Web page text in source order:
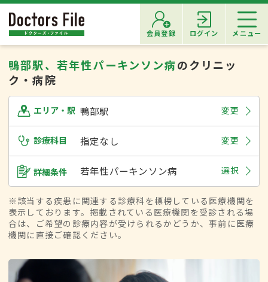
会員登録 ログイン メニュー
鴨部駅、若年性パーキンソン病のクリニッ
ク・病院
エリア・駅 鴨部駅 変更
診療科目 指定なし 変更
詳細条件 若年性パーキンソン病 選択
※該当する疾患に関連する診療科を標榜している医療機関を
表示しております。掲載されている医療機関を受診される場
合は、ご希望の診療内容が受けられるかどうか、事前に医療
機関に直接ご確認ください。